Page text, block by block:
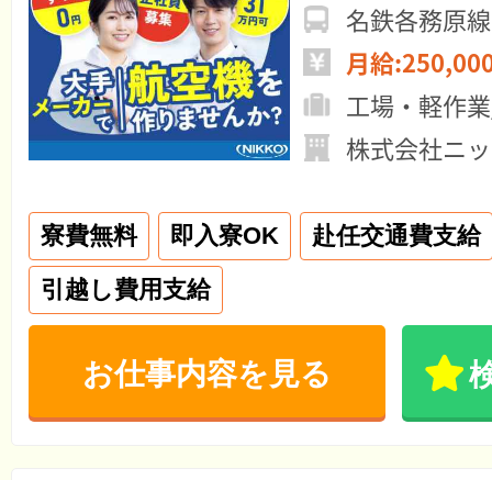
名鉄各務原
月給
工場・軽作
株式会社ニ
寮費無料 即入寮OK
赴任交通費支給
引越し費用支給
お仕事内容を見る